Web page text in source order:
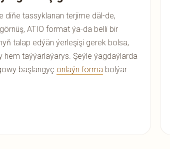
diňe tassyklanan terjime däl-de,
ATIO format ýa-da belli bir
talap edýän ýerleşişi gerek bolsa,
hem taýýarlaýarys. Şeýle ýagdaýlarda
başlangyç onlaýn formabolýar.